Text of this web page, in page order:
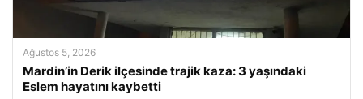
Ağustos 5, 2026
Mardin’in Derik ilçesinde trajik kaza: 3 yaşındaki
Eslem hayatını kaybetti